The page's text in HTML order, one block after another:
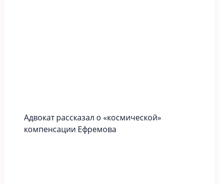
Адвокат рассказал о «космической»
компенсации Ефремова